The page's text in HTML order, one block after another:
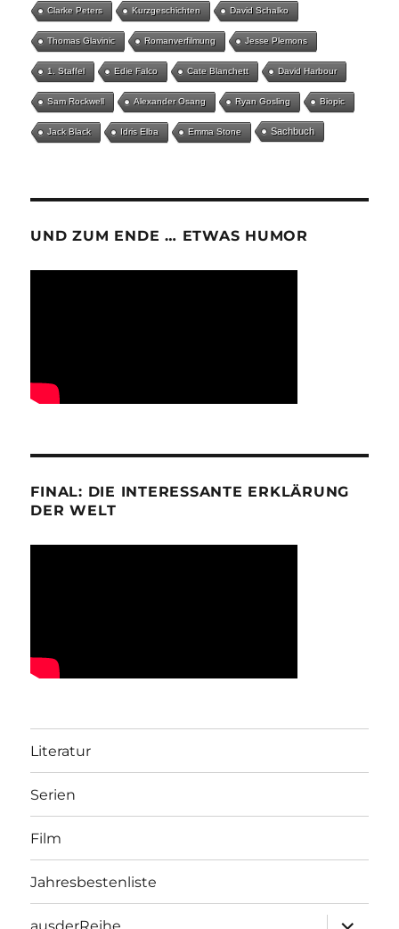
Clarke Peters Kurzgeschichten David Schalko
Thomas Glavinic Romanverfilmung Jesse Plemons
1. Staffel Edie Falco Cate Blanchett David Harbour
Sam Rockwell Alexander Osang Ryan Gosling Biopic
Jack Black Idris Elba Emma Stone Sachbuch
UND ZUM ENDE … ETWAS HUMOR
FINAL: DIE INTERESSANTE ERKLÄRUNG
DER WELT
Literatur
Serien
Film
Jahresbestenliste
ausderReihe